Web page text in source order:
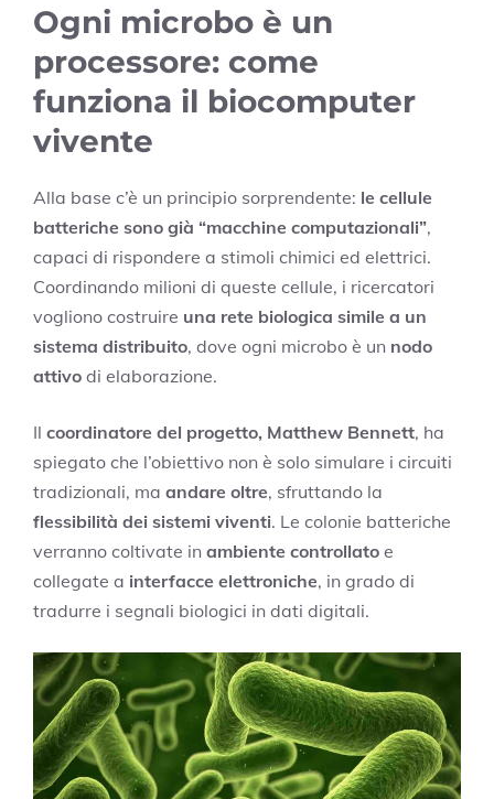
Ogni microbo è un
processore: come
funziona il biocomputer
vivente
Alla base c’è un principio sorprendente: le cellule
batteriche sono già “macchine computazionali”,
capaci di rispondere a stimoli chimici ed elettrici.
Coordinando milioni di queste cellule, i ricercatori
vogliono costruire una rete biologica simile a un
sistema distribuito, dove ogni microbo è un nodo
attivo di elaborazione.
Il coordinatore del progetto, Matthew Bennett, ha
spiegato che l’obiettivo non è solo simulare i circuiti
tradizionali, ma andare oltre, sfruttando la
flessibilità dei sistemi viventi. Le colonie batteriche
verranno coltivate in ambiente controllato e
collegate a interfacce elettroniche, in grado di
tradurre i segnali biologici in dati digitali.